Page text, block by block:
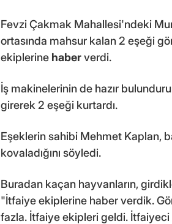
Fevzi Çakmak Mahallesi'ndeki
ortasında mahsur kalan 2 eşeği
ekiplerine haberverdi.
İş makinelerinin de hazır
girerek 2 eşeği kurtardı.
Eşeklerin sahibi Mehmet Kaplan,
kovaladığını söyledi.
Buradan kaçan hayvanların,
"İtfaiye ekiplerine haber verdik.
fazla. İtfaiye ekipleri geldi. İtfaiyeci